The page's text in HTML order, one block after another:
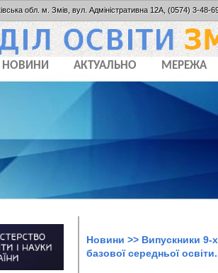
обл. м. Змів, вул. Адміністративна 12А, (0574) 3-48-
НОВИНИ АКТУАЛЬНО МЕРЕЖА
Новини >> Випускники 9-
базової середньої освіти.